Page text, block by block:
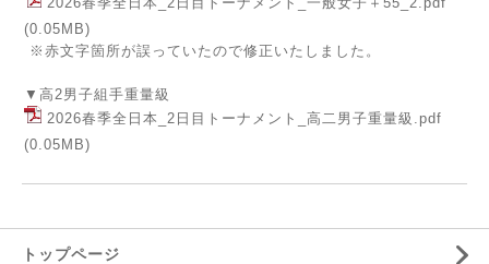
(0.05MB)
※赤文字箇所が誤っていたので修正いたしました。
▼高2男子組手重量級
2026春季全日本_2日目トーナメント_高二男子重量級.pdf
(0.05MB)
トップページ